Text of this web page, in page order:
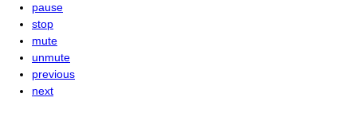
pause
stop
mute
unmute
previous
next